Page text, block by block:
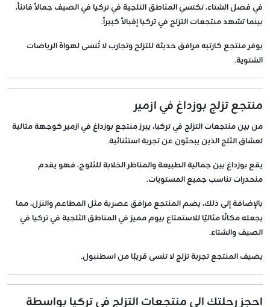
في فصل الشتاء، تكتسي المناطق الثلجية في تركيا في الصيف جمالاً فاتناً،
بينما تشهد منتجعات التزلج في تركيا إقبالاً كبيراً.
يوفر منتجع كارتبه مرافق حديثة للتزلج وتجارب لا تُنسى لهواة الرياضات
الشتوية.
منتجع تزلج بوزداغ في ازمير
من بين منتجعات التزلج في تركيا، يبرز منتجع بوزداغ في ازمير كوجهة مثالية
لعشاق الثلج الذين يبحثون عن تجربة استثنائية.
يقع بوزداغ بين جمالية الطبيعة والمناظر الخلابة للثلوج، فهو يقدم
منحدرات تناسب جميع المستويات.
بالإضافة إلى ذلك، يضم المنتجع مرافق عصرية مثل المطاعم والنزل، مما
يجعله مكانًا مثاليًا للاستمتاع بيوم مميز في المناطق الثلجية في تركيا في
الصيف والشتاء.
يضيف المنتجع تجربة تزلج لا تنسى قريبًا من اسطنبول.
احجز رحلتك الى منتجعات التزلج في تركيا بواسطة